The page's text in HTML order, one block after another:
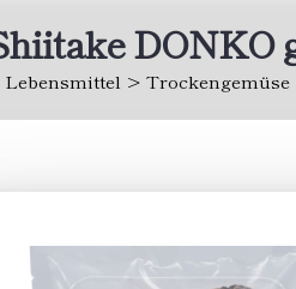
DONKO
Lebensmittel Trockengemüse